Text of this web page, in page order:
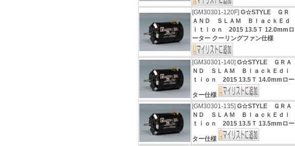
[GM30301-120F] G☆STYLE ＧＲ
ＡＮＤ ＳＬＡＭ ＢｌａｃｋＥｄ
ｉｔｉｏｎ 2015 13.5Ｔ 12.0mmロ
ーター クーリングファン仕様
[GM30301-140] G☆STYLE ＧＲＡ
ＮＤ ＳＬＡＭ ＢｌａｃｋＥｄｉ
ｔｉｏｎ 2015 13.5Ｔ 14.0mmロー
ター仕様
[GM30301-135] G☆STYLE ＧＲＡ
ＮＤ ＳＬＡＭ ＢｌａｃｋＥｄｉ
ｔｉｏｎ 2015 13.5Ｔ 13.5mmロー
ター仕様